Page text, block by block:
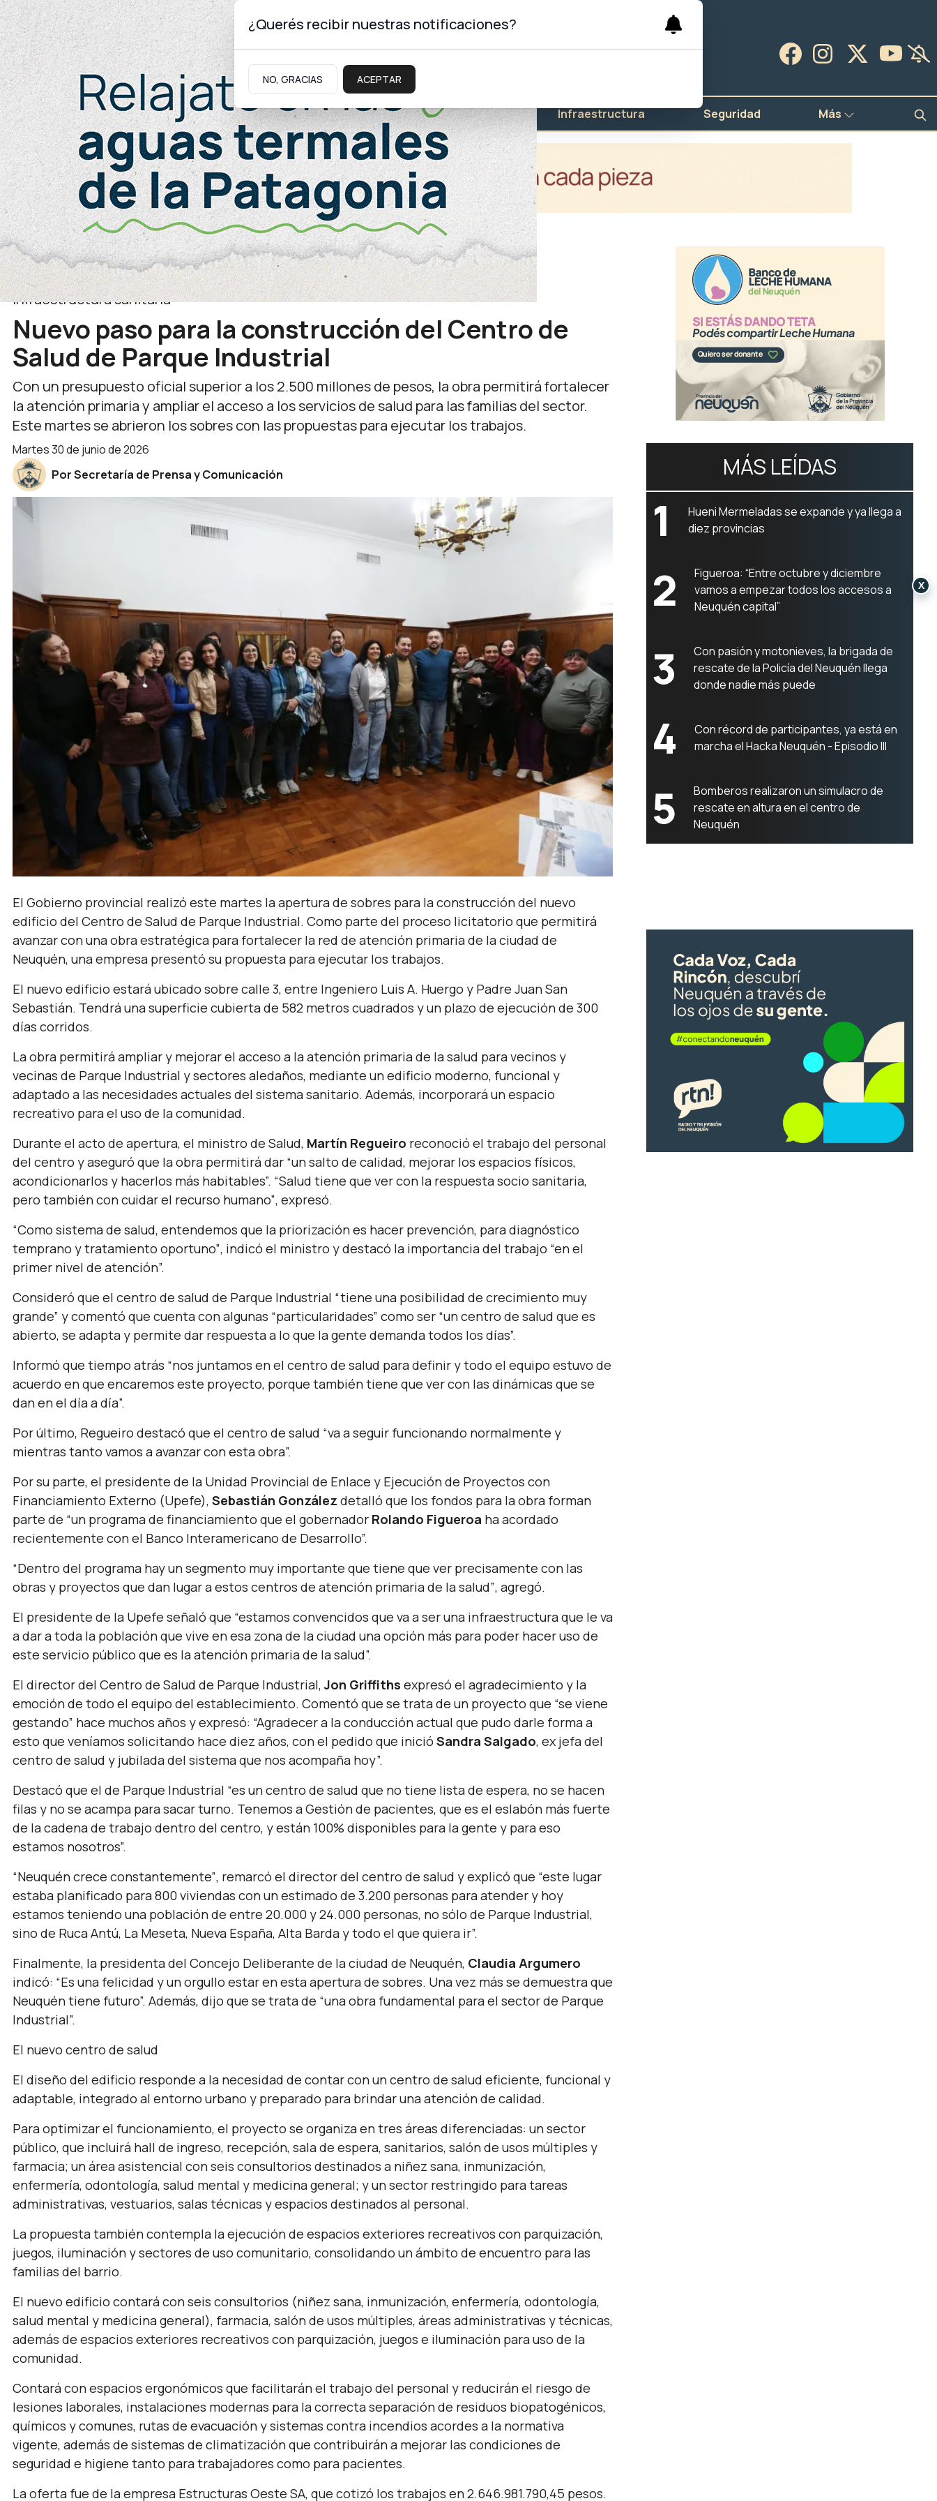
Domingo 9deAgostode 2026
Neuquinidad Gabinete Turismo Educación Salud Infraestructura Seguridad Más
Salud
Infraestructura sanitaria
Nuevo paso para la construcción del Centro de
Salud de Parque Industrial
Con un presupuesto oficial superior a los 2.500 millones de pesos, la obra permitirá fortalecer
la atención primaria y ampliar el acceso a los servicios de salud para las familias del sector.
Este martes se abrieron los sobres con las propuestas para ejecutar los trabajos.
martes 30 de junio de 2026
Por Secretaría de Prensa y Comunicación
El Gobierno provincial realizó este martes la apertura de sobres para la construcción del nuevo
edificio del Centro de Salud de Parque Industrial. Como parte del proceso licitatorio que permitirá
avanzar con una obra estratégica para fortalecer la red de atención primaria de la ciudad de
Neuquén, una empresa presentó su propuesta para ejecutar los trabajos.
El nuevo edificio estará ubicado sobre calle 3, entre Ingeniero Luis A. Huergo y Padre Juan San
Sebastián. Tendrá una superficie cubierta de 582 metros cuadrados y un plazo de ejecución de 300
días corridos.
La obra permitirá ampliar y mejorar el acceso a la atención primaria de la salud para vecinos y
vecinas de Parque Industrial y sectores aledaños, mediante un edificio moderno, funcional y
adaptado a las necesidades actuales del sistema sanitario. Además, incorporará un espacio
recreativo para el uso de la comunidad.
Durante el acto de apertura, el ministro de Salud, Martín Regueiro reconoció el trabajo del personal
del centro y aseguró que la obra permitirá dar “un salto de calidad, mejorar los espacios físicos,
acondicionarlos y hacerlos más habitables”. “Salud tiene que ver con la respuesta socio sanitaria,
pero también con cuidar el recurso humano”, expresó.
“Como sistema de salud, entendemos que la priorización es hacer prevención, para diagnóstico
temprano y tratamiento oportuno”, indicó el ministro y destacó la importancia del trabajo “en el
primer nivel de atención”.
Consideró que el centro de salud de Parque Industrial “tiene una posibilidad de crecimiento muy
grande” y comentó que cuenta con algunas “particularidades” como ser “un centro de salud que es
abierto, se adapta y permite dar respuesta a lo que la gente demanda todos los días”.
Informó que tiempo atrás “nos juntamos en el centro de salud para definir y todo el equipo estuvo de
acuerdo en que encaremos este proyecto, porque también tiene que ver con las dinámicas que se
dan en el día a día”.
Por último, Regueiro destacó que el centro de salud “va a seguir funcionando normalmente y
mientras tanto vamos a avanzar con esta obra”.
Por su parte, el presidente de la Unidad Provincial de Enlace y Ejecución de Proyectos con
Financiamiento Externo (Upefe), Sebastián González detalló que los fondos para la obra forman
parte de “un programa de financiamiento que el gobernador Rolando Figueroa ha acordado
recientemente con el Banco Interamericano de Desarrollo”.
“Dentro del programa hay un segmento muy importante que tiene que ver precisamente con las
obras y proyectos que dan lugar a estos centros de atención primaria de la salud”, agregó.
El presidente de la Upefe señaló que “estamos convencidos que va a ser una infraestructura que le va
a dar a toda la población que vive en esa zona de la ciudad una opción más para poder hacer uso de
este servicio público que es la atención primaria de la salud”.
El director del Centro de Salud de Parque Industrial,Jon Griffiths expresó el agradecimiento y la
emoción de todo el equipo del establecimiento. Comentó que se trata de un proyecto que “se viene
gestando” hace muchos años y expresó: “Agradecer a la conducción actual que pudo darle forma a
esto que veníamos solicitando hace diez años, con el pedido que inició Sandra Salgado, ex jefa del
centro de salud y jubilada del sistema que nos acompaña hoy”.
Destacó que el de Parque Industrial “es un centro de salud que no tiene lista de espera, no se hacen
filas y no se acampa para sacar turno. Tenemos a Gestión de pacientes, que es el eslabón más fuerte
de la cadena de trabajo dentro del centro, y están 100% disponibles para la gente y para eso
estamos nosotros”.
“Neuquén crece constantemente”, remarcó el director del centro de salud y explicó que “este lugar
estaba planificado para 800 viviendas con un estimado de 3.200 personas para atender y hoy
estamos teniendo una población de entre 20.000 y 24.000 personas, no sólo de Parque Industrial,
sino de Ruca Antú, La Meseta, Nueva España, Alta Barda y todo el que quiera ir”.
Finalmente, la presidenta del Concejo Deliberante de la ciudad de Neuquén, Claudia Argumero
indicó: “Es una felicidad y un orgullo estar en esta apertura de sobres. Una vez más se demuestra que
Neuquén tiene futuro”. Además, dijo que se trata de “una obra fundamental para el sector de Parque
Industrial”.
El nuevo centro de salud
El diseño del edificio responde a la necesidad de contar con un centro de salud eficiente, funcional y
adaptable, integrado al entorno urbano y preparado para brindar una atención de calidad.
Para optimizar el funcionamiento, el proyecto se organiza en tres áreas diferenciadas: un sector
público, que incluirá hall de ingreso, recepción, sala de espera, sanitarios, salón de usos múltiples y
farmacia; un área asistencial con seis consultorios destinados a niñez sana, inmunización,
enfermería, odontología, salud mental y medicina general; y un sector restringido para tareas
administrativas, vestuarios, salas técnicas y espacios destinados al personal.
La propuesta también contempla la ejecución de espacios exteriores recreativos con parquización,
juegos, iluminación y sectores de uso comunitario, consolidando un ámbito de encuentro para las
familias del barrio.
El nuevo edificio contará con seis consultorios (niñez sana, inmunización, enfermería, odontología,
salud mental y medicina general), farmacia, salón de usos múltiples, áreas administrativas y técnicas,
además de espacios exteriores recreativos con parquización, juegos e iluminación para uso de la
comunidad.
Contará con espacios ergonómicos que facilitarán el trabajo del personal y reducirán el riesgo de
lesiones laborales, instalaciones modernas para la correcta separación de residuos biopatogénicos,
químicos y comunes, rutas de evacuación y sistemas contra incendios acordes a la normativa
vigente, además de sistemas de climatización que contribuirán a mejorar las condiciones de
seguridad e higiene tanto para trabajadores como para pacientes.
La oferta fue de la empresa Estructuras Oeste SA, que cotizó los trabajos en 2.646.981.790,45 pesos.
MÁS LEÍDAS
1
Hueni Mermeladas se expande y ya llega a
diez provincias
2
Figueroa: “Entre octubre y diciembre
vamos a empezar todos los accesos a
Neuquén capital”
3
Con pasión y motonieves, la brigada de
rescate de la Policía del Neuquén llega
donde nadie más puede
4
Con récord de participantes, ya está en
marcha el Hacka Neuquén - Episodio III
5
Bomberos realizaron un simulacro de
rescate en altura en el centro de
Neuquén
¿Querés recibir nuestras notificaciones?
NO, GRACIAS ACEPTAR
X